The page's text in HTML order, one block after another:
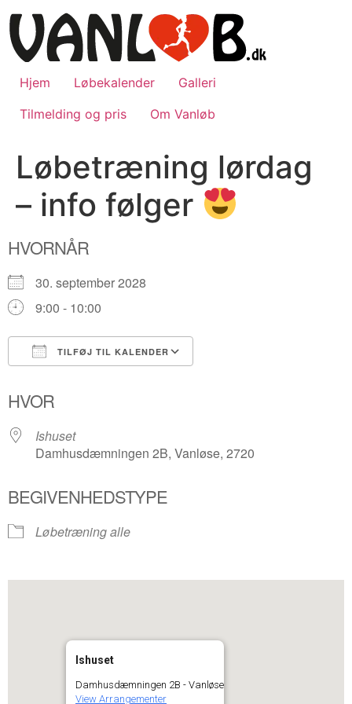
til
indhold
Hjem Løbekalender
Galleri
Tilmelding og pris
Om Vanløb
Løbetræning lørdag
– info følger
HVORNÅR
30. september 2028
9:00 - 10:00
TILFØJ TIL KALENDER
HVOR
Ishuset
Damhusdæmningen 2B, Vanløse, 2720
BEGIVENHEDSTYPE
Løbetræning alle
Ishuset
Damhusdæmningen 2B - Vanløse
View Arrangementer